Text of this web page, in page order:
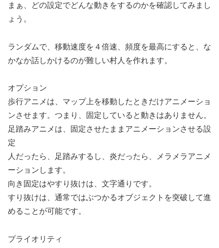
まぁ、どの設定でどんな動きをするのかを確認してみまし
ょう。
ランダムで、移動速度を４倍速、頻度を最高にすると、な
かなか話しかけるのが難しい村人を作れます。
オプション
歩行アニメは、マップ上を移動したときだけアニメーショ
ンさせます。つまり、固定していると動きはありません。
足踏みアニメは、固定させたままアニメーションさせる設
定
人だったら、足踏みするし、炎だったら、メラメラアニメ
ーションします。
向き固定はやすり抜けは、文字通りです。
すり抜けは、通常ではぶつかるオブジェクトを突破して進
めることが可能です。
プライオリティ